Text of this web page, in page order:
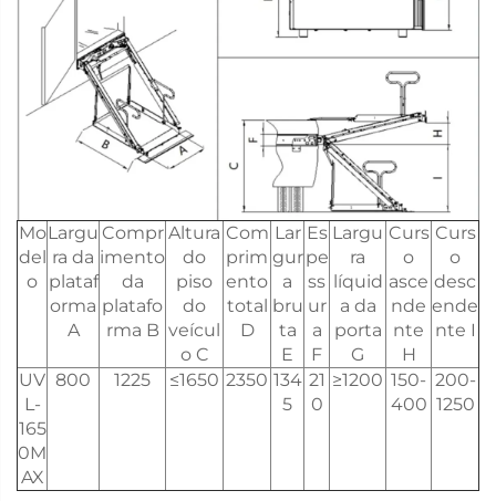
Mo
del
o
Largu
ra da
plataf
orma
A
Compr
imento
da
platafo
rma B
Altura
do
piso
do
veícul
o C
Com
prim
ento
total
D
Lar
gur
a
bru
ta
E
Es
pe
ss
ur
a
F
Largu
ra
líquid
a da
porta
G
Curs
o
asce
nde
nte
H
Curs
o
desc
ende
nte I
UV
L-
165
0M
AX
800 1225 ≤1650 2350 134
5
21
0
≥1200 150-
400
200-
1250